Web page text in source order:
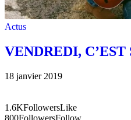
Actus
VENDREDI, C’EST
18 janvier 2019
1.6KFollowersLike
800FollowersFollow